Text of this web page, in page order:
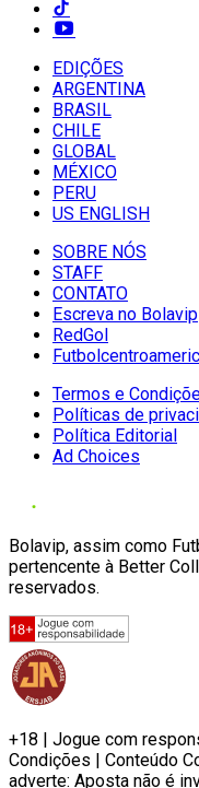
EDIÇÕES
ARGENTINA
BRASIL
CHILE
GLOBAL
MÉXICO
PERU
US ENGLISH
SOBRE NÓS
STAFF
CONTATO
Escreva no Bolavip
RedGol
Termos e
Políticas de
Política Editorial
Ad Choices
Bolavip, assim como
pertencente à Better
reservados.
+18 | Jogue com
Condições | Conteúdo
adverte: Aposta não é